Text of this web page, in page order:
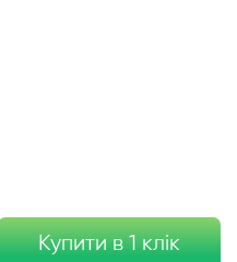
Купити в 1 клік